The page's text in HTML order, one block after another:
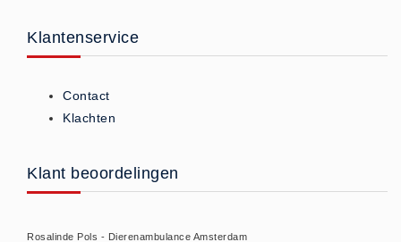
Brandvertragend
Brandvertragend (9)
CO2 meters (0)
Klantenservice
Contact
Klachten
Klant beoordelingen
Rosalinde Pols - Dierenambulance Amsterdam